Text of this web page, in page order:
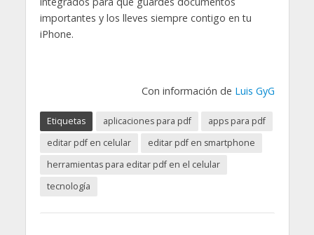
importantes y los lleves siempre contigo en tu
iPhone.
Con información de Luis GyG
Etiquetas aplicaciones para pdf
apps para pdf
editar pdf en celular
editar pdf en smartphone
herramientas para editar pdf en el celular
tecnología